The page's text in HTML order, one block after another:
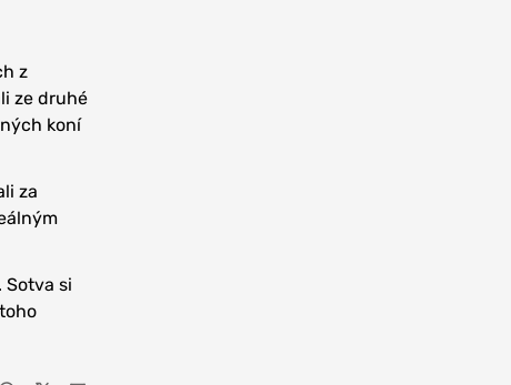
z
ze druhé
koní
za
Sotva si